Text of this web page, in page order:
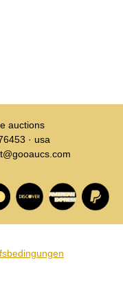
auctions
· usa